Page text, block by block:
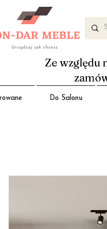
Ze względu
Do Salonu